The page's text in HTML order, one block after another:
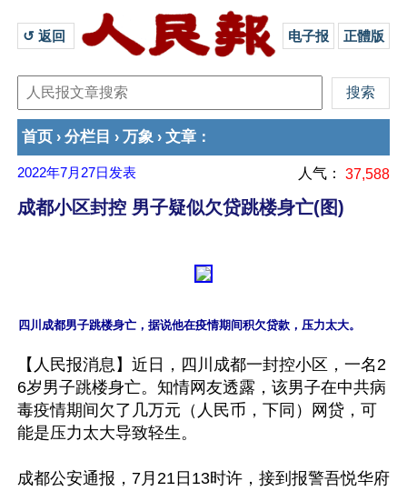
↺ 返回 电子报 正體版
首页 › 分栏目 › 万象 › 文章 ：
2022年7月27日 发表 人气： 37,588
成都小区封控 男子疑似欠贷跳楼身亡(图)
【人民报消息】近日，四川成都一封控小区，一名2
6岁男子跳楼身亡。知情网友透露，该男子在中共病
毒疫情期间欠了几万元（人民币，下同）网贷，可
能是压力太大导致轻生。
成都公安通报，7月21日13时许，接到报警吾悦华府